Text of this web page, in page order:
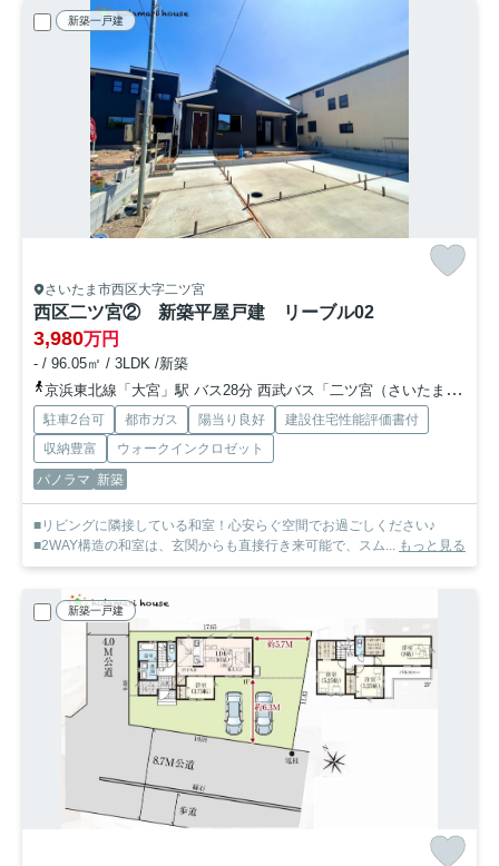
新築一戸建
さいたま市西区大字二ツ宮
西区二ツ宮② 新築平屋戸建 リーブル02
3,980万円
- / 96.05㎡ / 3LDK /新築
京浜東北線「大宮」駅 バス28分 西武バス「二ツ宮（さいたま市西区）」 停歩8分
駐車2台可 都市ガス 陽当り良好
建設住宅性能評価書付
収納豊富
ウォークインクロゼット
パノラマ 新築
■リビングに隣接している和室！心安らぐ空間でお過ごしください♪
■2WAY構造の和室は、玄関からも直接行き来可能で、スム... もっと見る
新築一戸建